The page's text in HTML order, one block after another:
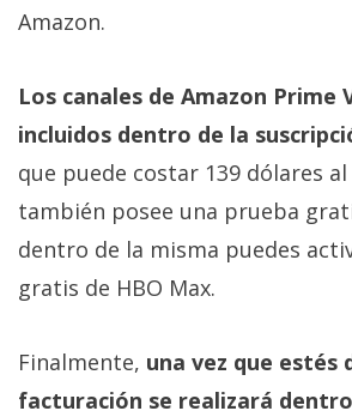
comparativas,
Informático
(CC) 2006-
2026. Algunos
derechos
Amazon.
Los canales de Amazon Prime
incluidos dentro de la
que puede costar 139 dólares
también posee una prueba
dentro de la misma puedes
gratis de HBO Max.
Finalmente, una vez que estés
facturación se realizará